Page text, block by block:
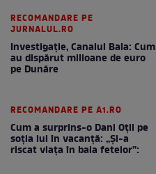
RECOMANDARE PE
JURNALUL.RO
Investigație, Canalul Bala: Cum
au dispărut milioane de euro
pe Dunăre
RECOMANDARE PE A1.RO
Cum a surprins-o Dani Oțil pe
soția lui în vacanță: „Și-a
riscat viața în baia fetelor”: